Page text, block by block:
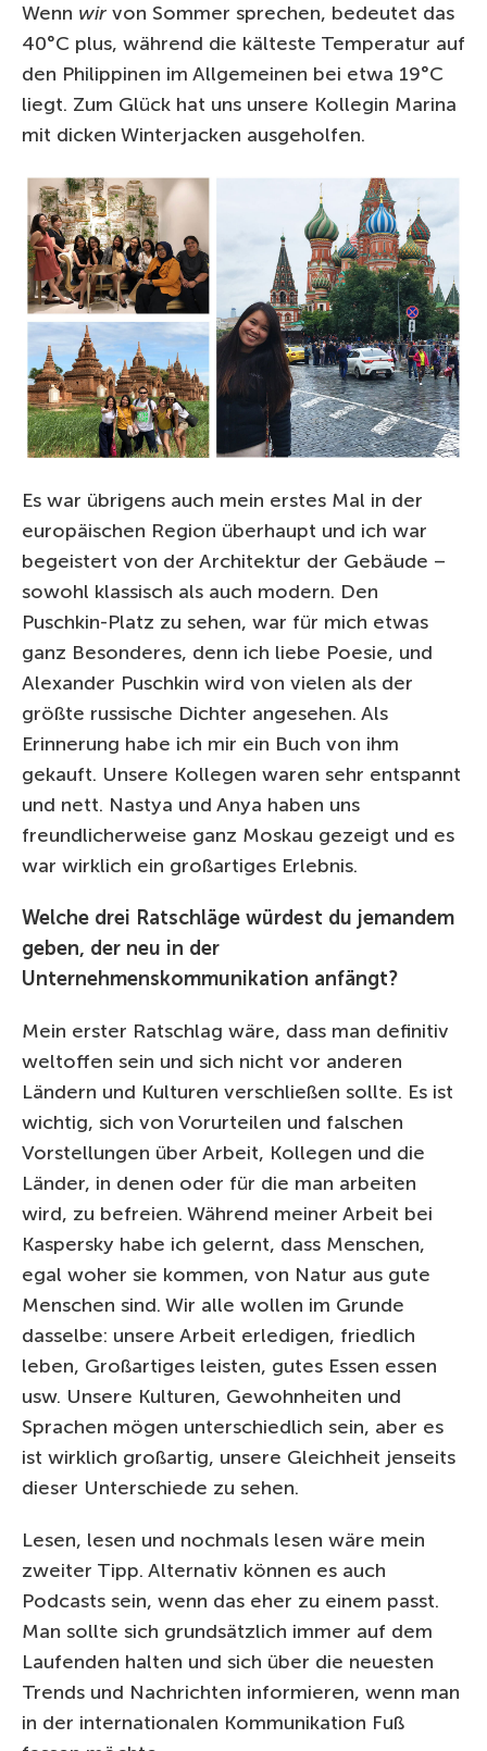
Wenn wir von Sommer sprechen, bedeutet das
40°C plus, während die kälteste Temperatur auf
den Philippinen im Allgemeinen bei etwa 19°C
liegt. Zum Glück hat uns unsere Kollegin Marina
mit dicken Winterjacken ausgeholfen.
Es war übrigens auch mein erstes Mal in der
europäischen Region überhaupt und ich war
begeistert von der Architektur der Gebäude –
sowohl klassisch als auch modern. Den
Puschkin-Platz zu sehen, war für mich etwas
ganz Besonderes, denn ich liebe Poesie, und
Alexander Puschkin wird von vielen als der
größte russische Dichter angesehen. Als
Erinnerung habe ich mir ein Buch von ihm
gekauft. Unsere Kollegen waren sehr entspannt
und nett. Nastya und Anya haben uns
freundlicherweise ganz Moskau gezeigt und es
war wirklich ein großartiges Erlebnis.
Welche drei Ratschläge würdest du jemandem
geben, der neu in der
Unternehmenskommunikation anfängt?
Mein erster Ratschlag wäre, dass man definitiv
weltoffen sein und sich nicht vor anderen
Ländern und Kulturen verschließen sollte. Es ist
wichtig, sich von Vorurteilen und falschen
Vorstellungen über Arbeit, Kollegen und die
Länder, in denen oder für die man arbeiten
wird, zu befreien. Während meiner Arbeit bei
Kaspersky habe ich gelernt, dass Menschen,
egal woher sie kommen, von Natur aus gute
Menschen sind. Wir alle wollen im Grunde
dasselbe: unsere Arbeit erledigen, friedlich
leben, Großartiges leisten, gutes Essen essen
usw. Unsere Kulturen, Gewohnheiten und
Sprachen mögen unterschiedlich sein, aber es
ist wirklich großartig, unsere Gleichheit jenseits
dieser Unterschiede zu sehen.
Lesen, lesen und nochmals lesen wäre mein
zweiter Tipp. Alternativ können es auch
Podcasts sein, wenn das eher zu einem passt.
Man sollte sich grundsätzlich immer auf dem
Laufenden halten und sich über die neuesten
Trends und Nachrichten informieren, wenn man
in der internationalen Kommunikation Fuß